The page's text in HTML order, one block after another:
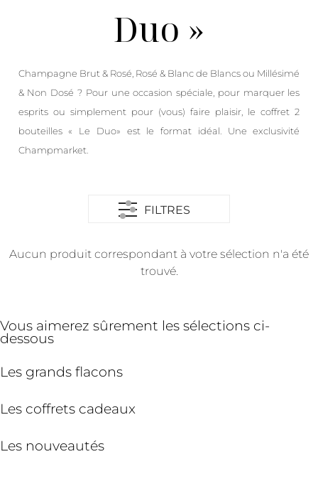
Duo »
Champagne Brut & Rosé, Rosé & Blanc de Blancs ou Millésimé
& Non Dosé ? Pour une occasion spéciale, pour marquer les
esprits ou simplement pour (vous) faire plaisir, le coffret 2
bouteilles « Le Duo» est le format idéal. Une exclusivité
Champmarket.
FILTRES
Aucun produit correspondant à votre sélection n'a été
trouvé.
Vous aimerez sûrement les sélections ci-
dessous
Les grands flacons
Les coffrets cadeaux
Les nouveautés